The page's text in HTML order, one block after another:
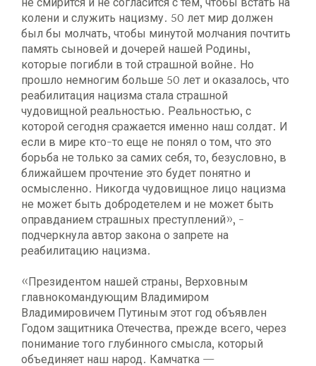
колени и служить нацизму. 50 лет мир должен
был бы молчать, чтобы минутой молчания почтить
память сыновей и дочерей нашей Родины,
которые погибли в той страшной войне. Но
прошло немногим больше 50 лет и оказалось, что
реабилитация нацизма стала страшной
чудовищной реальностью. Реальностью, с
которой сегодня сражается именно наш солдат. И
если в мире кто-то еще не понял о том, что это
борьба не только за самих себя, то, безусловно, в
ближайшем прочтение это будет понятно и
осмысленно. Никогда чудовищное лицо нацизма
не может быть добродетелем и не может быть
оправданием страшных преступлений», -
подчеркнула автор закона о запрете на
реабилитацию нацизма.
«Президентом нашей страны, Верховным
главнокомандующим Владимиром
Владимировичем Путиным этот год объявлен
Годом защитника Отечества, прежде всего, через
понимание того глубинного смысла, который
объединяет наш народ. Камчатка —